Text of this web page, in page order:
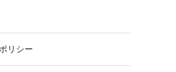
リシー